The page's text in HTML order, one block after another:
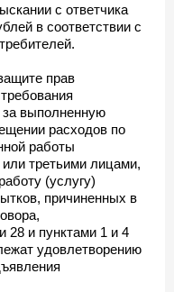
с ответчика
в соответствии с
прав
выполненную
расходов по
работы
третьими лицами,
(услугу)
причиненных в
28 и пунктами 1 и 4
удовлетворению